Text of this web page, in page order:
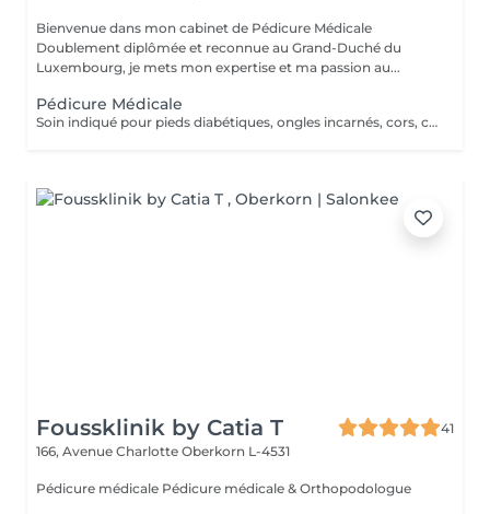
Bienvenue dans mon cabinet de Pédicure Médicale
Doublement diplômée et reconnue au Grand-Duché du
Luxembourg, je mets mon expertise et ma passion au...
Pédicure Médicale
Soin indiqué pour pieds diabétiques, ongles incarnés, cors, callosités, crevasse et mycoses. Un supplément de 10€ será demandé en cas des grosses callosités.
Foussklinik by Catia T
41
166, Avenue Charlotte Oberkorn L-4531
Pédicure médicale Pédicure médicale & Orthopodologue